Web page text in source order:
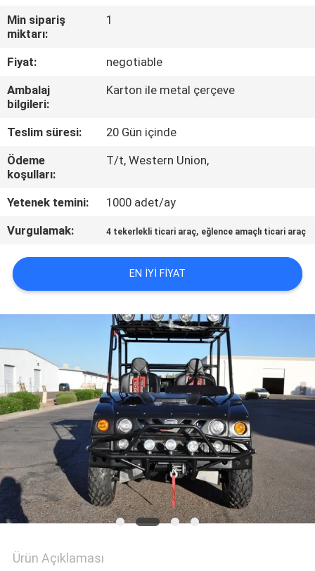
KALITE
KONTROL
BIZIMLE
ILETIŞIME
ISTEĞI
SITE
HARITASI
GIZLILIK
POLITIKASI
Min sipariş
miktarı:
1
Fiyat:
negotiable
Ambalaj
bilgileri:
Karton ile metal çerçeve
Teslim süresi:
20 Gün içinde
Ödeme
koşulları:
T/t, Western Union,
Yetenek temini:
1000 adet/ay
Vurgulamak:
4 tekerlekli ticari araç, eğlence amaçlı ticari araç
EN IYI FIYAT
Ürün Açıklaması